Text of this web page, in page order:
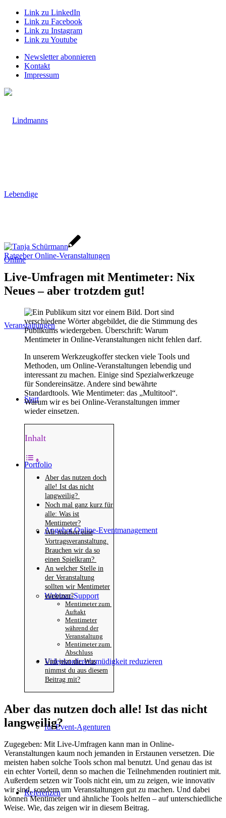
Link zu LinkedIn
Link zu Facebook
Link zu Instagram
Link zu Youtube
Newsletter abonnieren
Kontakt
Impressum
Lebendige
Online
Veranstaltungen
Start
Portfolio
Angebot Online-Eventmanagement
Webinar-Support
Videokonferenzmüdigkeit reduzieren
für Event-Agenturen
Referenzen
Ratgeber Online-Veranstaltungen
Live-Umfragen mit Mentimeter: Nix
Neues – aber trotzdem gut!
In unserem Werkzeugkoffer stecken viele Tools und
Methoden, um Online-Veranstaltungen lebendig und
interessant zu machen. Einige sind Spezialwerkzeuge
für Sondereinsätze. Andere sind bewährte
Standardtools. Wie Mentimeter: das „Multitool“.
Warum wir es bei Online-Veranstaltungen immer
wieder einsetzen.
Inhalt
Aber das nutzen doch
alle! Ist das nicht
langweilig?
Noch mal ganz kurz für
alle: Was ist
Mentimeter?
Wir machen eine
Vortragsveranstaltung.
Brauchen wir da so
einen Spielkram?
An welcher Stelle in
der Veranstaltung
sollten wir Mentimeter
einsetzen?
Mentimeter zum
Auftakt
Mentimeter
während der
Veranstaltung
Mentimeter zum
Abschluss
Und jetzt du: Was
nimmst du aus diesem
Beitrag mit?
Aber das nutzen doch alle! Ist das nicht
langweilig?
Zugegeben: Mit Live-Umfragen kann man in Online-
Veranstaltungen kaum noch jemanden in Erstaunen versetzen. Die
meisten haben solche Tools schon mal benutzt. Und genau das ist
ein echter Vorteil, denn so machen die Teilnehmenden routiniert mit.
Außerdem setzen wir Tools nicht ein, um zu zeigen, wie innovativ
wir sind, sondern um Veranstaltungen gut zu machen. Und dabei
können Mentimeter und ähnliche Tools helfen – auf unterschiedliche
Weise. Wie, das zeigen wir in diesem Beitrag.